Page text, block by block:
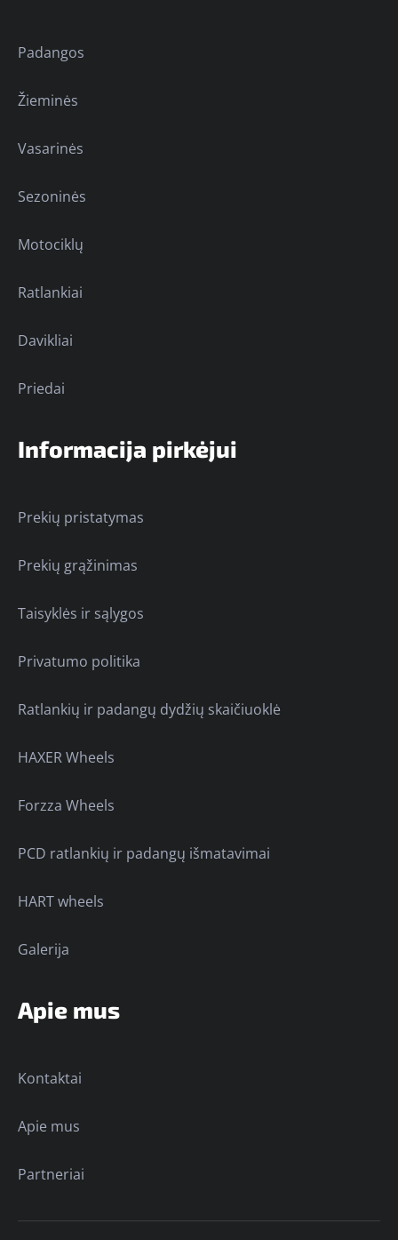
Padangos
Žieminės
Vasarinės
Sezoninės
Motociklų
Ratlankiai
Davikliai
Priedai
Informacija pirkėjui
Prekių pristatymas
Prekių grąžinimas
Taisyklės ir sąlygos
Privatumo politika
Ratlankių ir padangų dydžių skaičiuoklė
HAXER Wheels
Forzza Wheels
PCD ratlankių ir padangų išmatavimai
HART wheels
Galerija
Apie mus
Kontaktai
Apie mus
Partneriai